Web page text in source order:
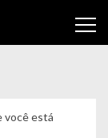
você está